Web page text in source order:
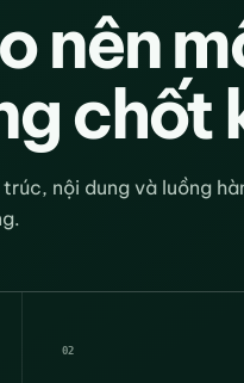
nên
chốt
nội dung và luồng
02